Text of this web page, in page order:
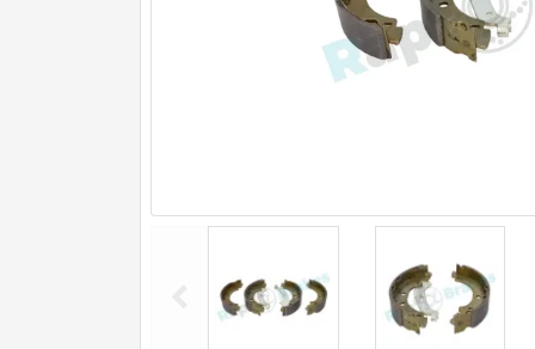
Previous